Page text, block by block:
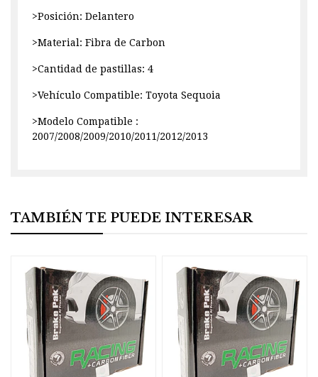
>Posición: Delantero
>Material: Fibra de Carbon
>Cantidad de pastillas: 4
>Vehículo Compatible: Toyota Sequoia
>Modelo Compatible :
2007/2008/2009/2010/2011/2012/2013
TAMBIÉN TE PUEDE INTERESAR